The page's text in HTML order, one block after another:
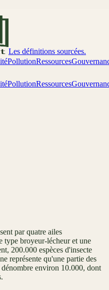
Les définitions sourcées.
PollutionRessources
PollutionRessources
par quatre ailes
type broyeur-lécheur et une
200.000 espèces d'insecte
représente qu'une partie des
dénombre environ 10.000, dont